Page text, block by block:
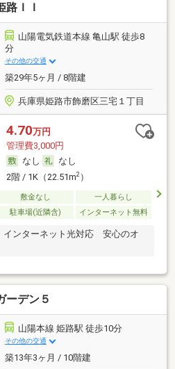
路ＩＩ
山陽電気鉄道本線 亀山駅 徒歩8
分
その他の交通
築29年5ヶ月 / 8階建
兵庫県姫路市飾磨区三宅１丁目
4.70万円
管理費3,000円
なし
なし
2階 / 1K（22.51m2）
敷金なし
一人暮らし
駐車場(近隣含) インターネット無料
ンターネット光対応 安心のオ
ーデン５
山陽本線 姫路駅 徒歩10分
その他の交通
築13年3ヶ月 / 10階建